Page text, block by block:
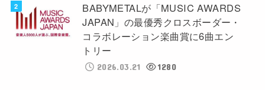
BABYMETALが「MUSIC AWARDS
JAPAN」の最優秀クロスボーダー・
コラボレーション楽曲賞に6曲エン
トリー
2026.03.21 1280